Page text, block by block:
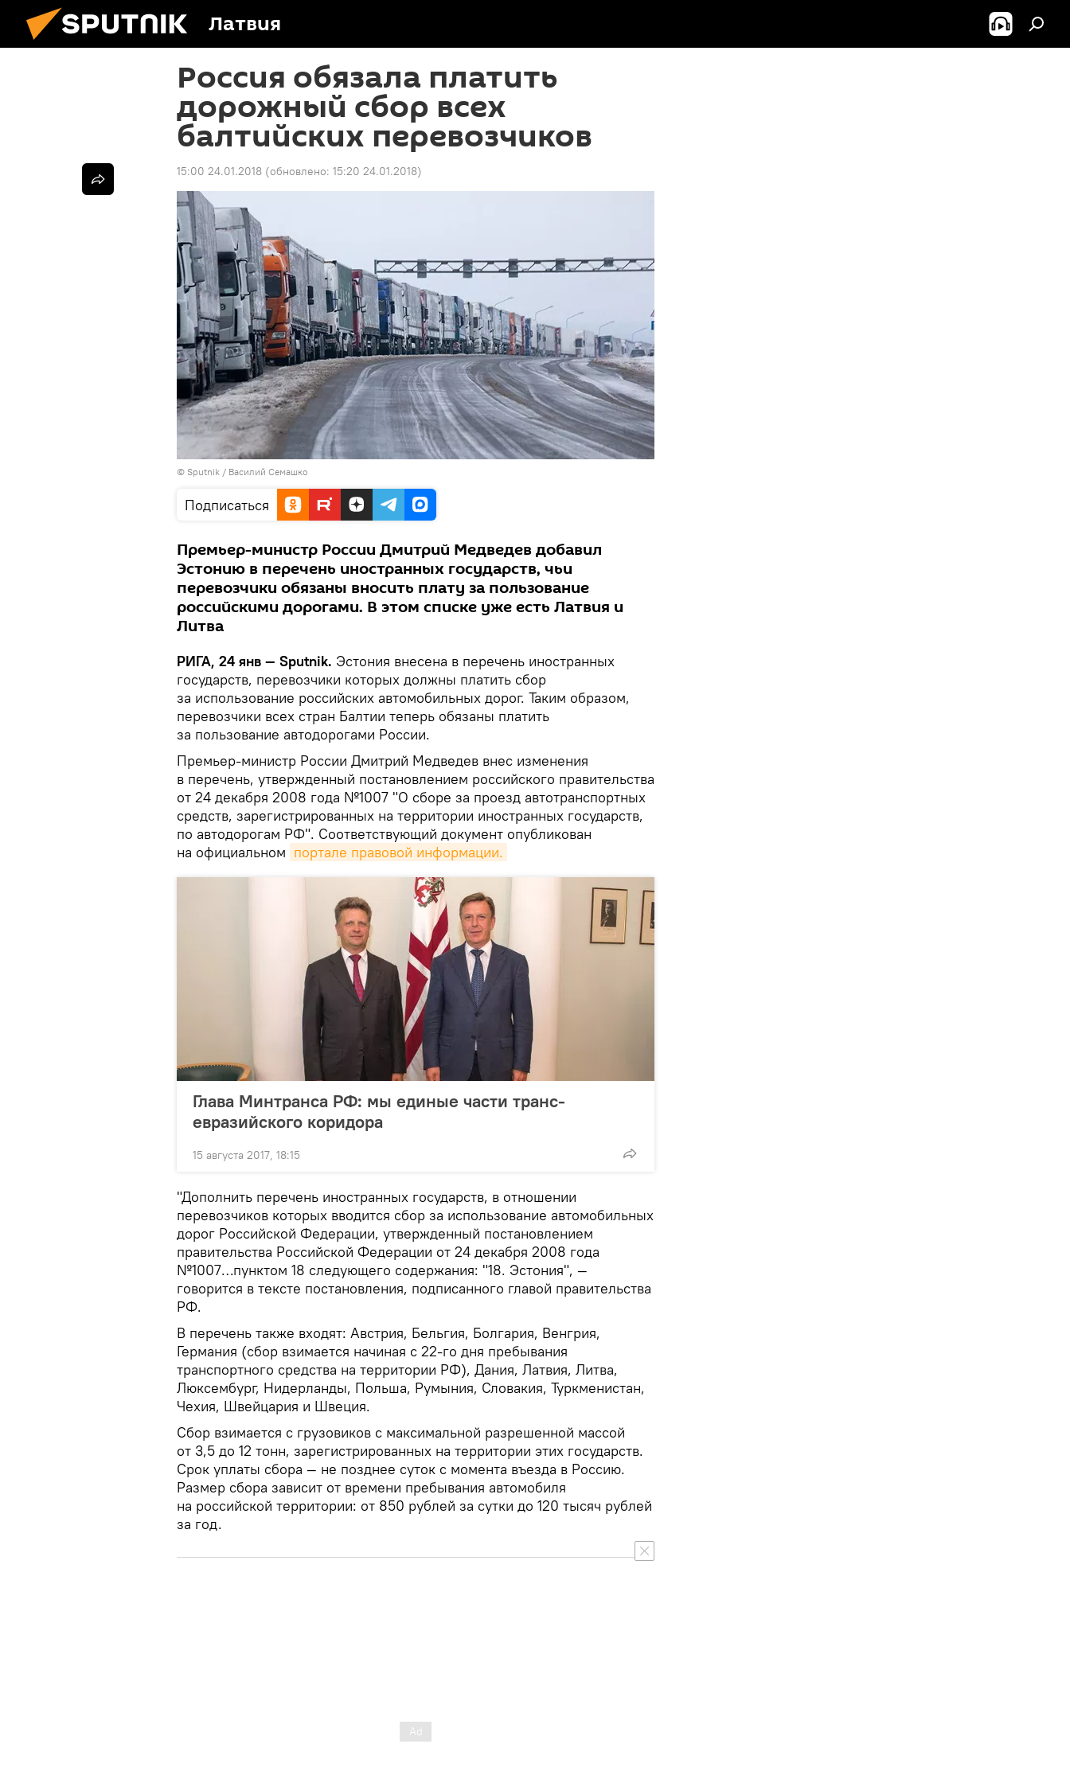
Латвия
Россия обязала платить
дорожный сбор всех
балтийских перевозчиков
15:00 24.01.2018 (обновлено: 15:20 24.01.2018)
© Sputnik / Василий Семашко
Подписаться
Премьер-министр России Дмитрий Медведев добавил
Эстонию в перечень иностранных государств, чьи
перевозчики обязаны вносить плату за пользование
российскими дорогами. В этом списке уже есть Латвия и
Литва
РИГА, 24 янв — Sputnik. Эстония внесена в перечень иностранных
государств, перевозчики которых должны платить сбор
за использование российских автомобильных дорог. Таким образом,
перевозчики всех стран Балтии теперь обязаны платить
за пользование автодорогами России.
Премьер-министр России Дмитрий Медведев внес изменения
в перечень, утвержденный постановлением российского правительства
от 24 декабря 2008 года №1007 "О сборе за проезд автотранспортных
средств, зарегистрированных на территории иностранных государств,
по автодорогам РФ". Соответствующий документ опубликован
на официальном портале правовой информации.
Глава Минтранса РФ: мы единые части транс-
евразийского коридора
15 августа 2017, 18:15
"Дополнить перечень иностранных государств, в отношении
перевозчиков которых вводится сбор за использование автомобильных
дорог Российской Федерации, утвержденный постановлением
правительства Российской Федерации от 24 декабря 2008 года
№1007…пунктом 18 следующего содержания: "18. Эстония", —
говорится в тексте постановления, подписанного главой правительства
РФ.
В перечень также входят: Австрия, Бельгия, Болгария, Венгрия,
Германия (сбор взимается начиная с 22-го дня пребывания
транспортного средства на территории РФ), Дания, Латвия, Литва,
Люксембург, Нидерланды, Польша, Румыния, Словакия, Туркменистан,
Чехия, Швейцария и Швеция.
Сбор взимается с грузовиков с максимальной разрешенной массой
от 3,5 до 12 тонн, зарегистрированных на территории этих государств.
Срок уплаты сбора — не позднее суток с момента въезда в Россию.
Размер сбора зависит от времени пребывания автомобиля
на российской территории: от 850 рублей за сутки до 120 тысяч рублей
за год.